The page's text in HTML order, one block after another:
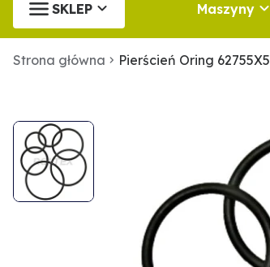
SKLEP Maszyny
Strona główna Pierścień Oring 62755X5